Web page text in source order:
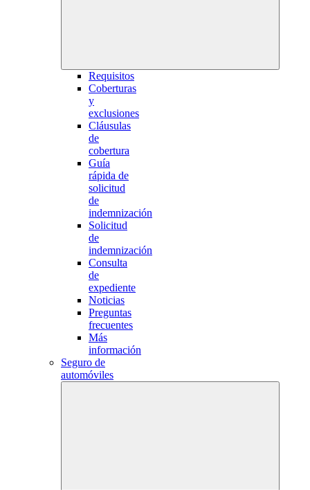
Requisitos
Coberturas
y
exclusiones
Cláusulas
de
cobertura
Guía
rápida de
solicitud
de
indemnización
Solicitud
de
indemnización
Consulta
de
expediente
Noticias
Preguntas
frecuentes
Más
información
Seguro de
automóviles